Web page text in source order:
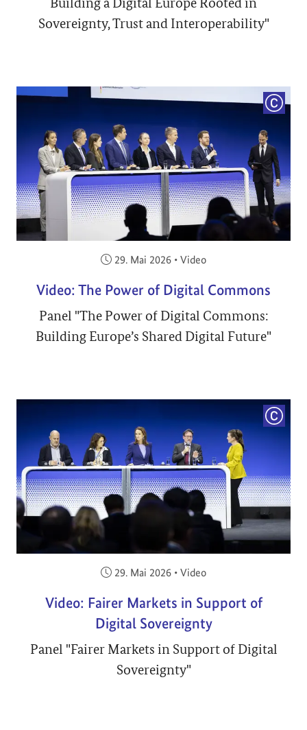
Sovereignty, Trust and Interoperability"
Veröffentlicht am:
29. Mai 2026 • Video
Video: The Power of Digital Commons
Panel "The Power of Digital Commons:
Building Europe’s Shared Digital Future"
Veröffentlicht am:
29. Mai 2026 • Video
Video: Fairer Markets in Support of
Digital Sovereignty
Panel "Fairer Markets in Support of Digital
Sovereignty"